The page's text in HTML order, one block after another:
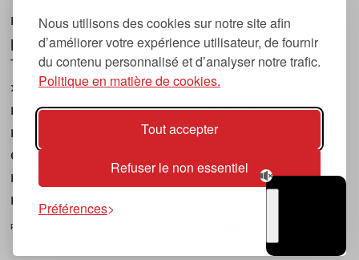
Nous utilisons des cookies sur notre site afin
d’améliorer votre expérience utilisateur, de fournir
du contenu personnalisé et d’analyser notre trafic.
Politique en matière de cookies.
Tout accepter
Refuser le non essentiel
Préférences
musique et les nouvelles tendances, dont la
première parution date de 2007.
Tsugi en japonais signifie « prochain », « suivant
», ce qui correspond à la thématique du
magazine, à l’affût des nouvelles tendances
musicales, qu’elles viennent de la musique
électronique, du rock ou du hip hop, et des
nouveaux phénomènes de société liés à la
musique.
POLITIQUE DE COOKIES (UE)